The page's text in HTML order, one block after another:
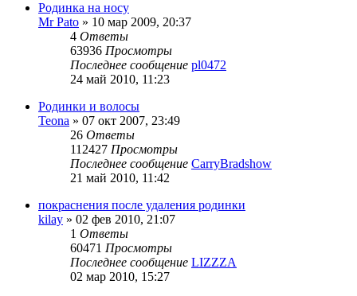
Родинка на носу
Mr Pato » 10 мар 2009, 20:37
4 Ответы
63936 Просмотры
Последнее сообщение pl0472
24 май 2010, 11:23
Родинки и волосы
Teona » 07 окт 2007, 23:49
26 Ответы
112427 Просмотры
Последнее сообщение CarryBradshow
21 май 2010, 11:42
покраснения после удаления родинки
kilay » 02 фев 2010, 21:07
1 Ответы
60471 Просмотры
Последнее сообщение LIZZZA
02 мар 2010, 15:27